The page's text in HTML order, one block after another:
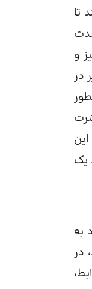
تا
و
در
یک
به
در